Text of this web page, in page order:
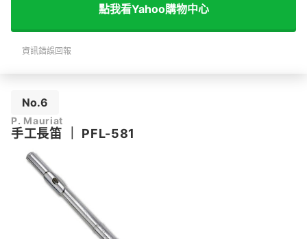
點我看Yahoo購物中心
資訊錯誤回報
No.6
P. Mauriat
手工長笛 PFL-581